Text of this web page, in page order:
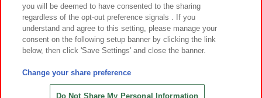
©Bandai Namco Amusement Inc.
©Bandai Namco Amusement Lab Inc.
©HANAYASHIKI Co., Ltd. All Rights Reserved.
you will be deemed to have consented to the sharing
regardless of the opt-out preference signals . If you
understand and agree to this setting, please manage your
consent on the following setup banner by clicking the link
below, then click 'Save Settings' and close the banner.
Change your share preference
Do Not Share My Personal Information